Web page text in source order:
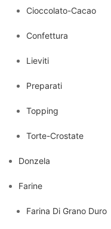
Cioccolato-Cacao
Confettura
Lieviti
Preparati
Topping
Torte-Crostate
Donzela
Farine
Farina Di Grano Duro